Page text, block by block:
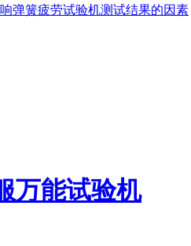
弹簧疲劳试验机测试结果的因素
万能试验机